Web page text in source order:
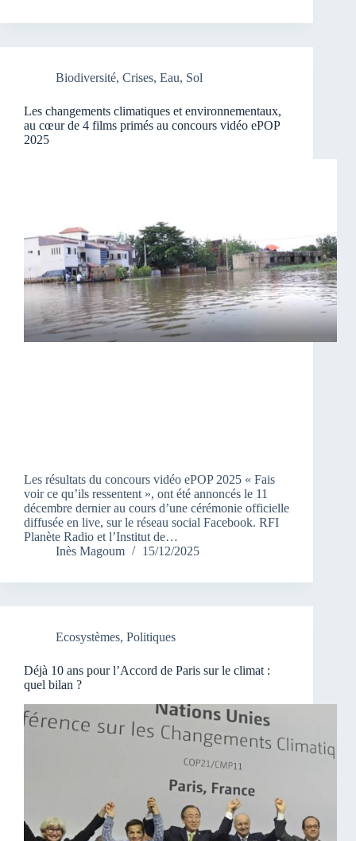
Biodiversité, Crises, Eau, Sol
Les changements climatiques et environnementaux,
au cœur de 4 films primés au concours vidéo ePOP
2025
Les résultats du concours vidéo ePOP 2025 « Fais
voir ce qu’ils ressentent », ont été annoncés le 11
décembre dernier au cours d’une cérémonie officielle
diffusée en live, sur le réseau social Facebook. RFI
Planète Radio et l’Institut de…
Inès Magoum
15/12/2025
Ecosystèmes, Politiques
Déjà 10 ans pour l’Accord de Paris sur le climat :
quel bilan ?